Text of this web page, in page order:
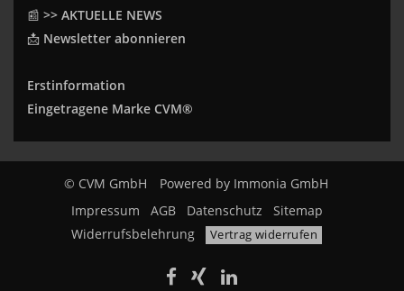
📰 >> AKTUELLE NEWS
📩 Newsletter abonnieren
Erstinformation
Eingetragene Marke CVM®
© CVM GmbH Powered by Immonia GmbH
Impressum
AGB Datenschutz
Sitemap
Widerrufsbelehrung
Vertrag widerrufen